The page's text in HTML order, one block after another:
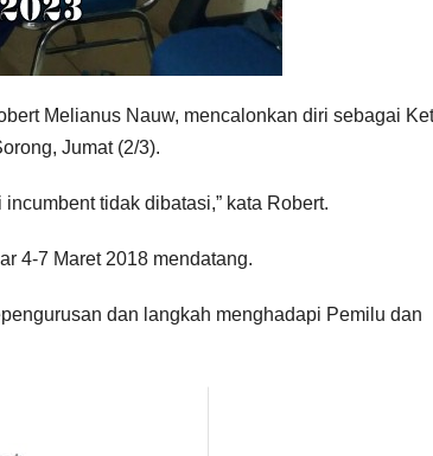
Melianus Nauw, mencalonkan diri sebagai
Jumat (2/3).
tidak dibatasi,” kata Robert.
4-7 Maret 2018 mendatang.
dan langkah menghadapi Pemilu dan